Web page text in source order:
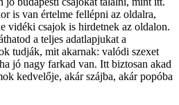
is van értelme fellépni az oldalra,
vidéki csajok is hirdetnek az oldalon.
a teljes adatlapjukat a
tudják, mit akarnak: valódi szexet
jó nagy farkad van. Itt biztosan akad
kedvelője, akár szájba, akár popóba